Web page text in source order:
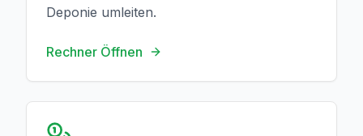
Deponie umleiten.
Rechner Öffnen